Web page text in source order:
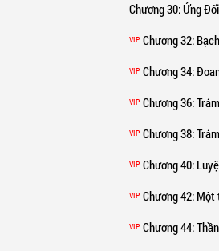
Chương 30: Ứng Đối
VIP Chương 32:
VIP Chương 34:
VIP Chương 36:
VIP Chương 38:
VIP Chương 40:
VIP Chương 42: Một
VIP Chương 44: